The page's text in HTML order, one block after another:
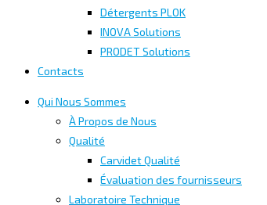
Détergents PLOK
INOVA Solutions
PRODET Solutions
Contacts
Qui Nous Sommes
À Propos de Nous
Qualité
Carvidet Qualité
Évaluation des fournisseurs
Laboratoire Technique